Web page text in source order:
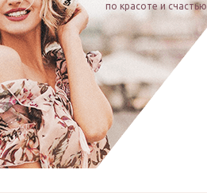
по красоте и счастью